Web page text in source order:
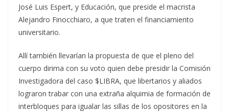
José Luis Espert, y Educación, que preside el macrista
Alejandro Finocchiaro, a que traten el financiamiento
universitario.
Allí también llevarían la propuesta de que el pleno del
cuerpo dirima con su voto quien debe presidir la Comisión
Investigadora del caso $LIBRA, que libertarios y aliados
lograron trabar con una extraña alquimia de formación de
interbloques para igualar las sillas de los opositores en la